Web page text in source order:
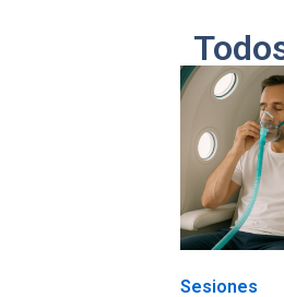
Sesiones